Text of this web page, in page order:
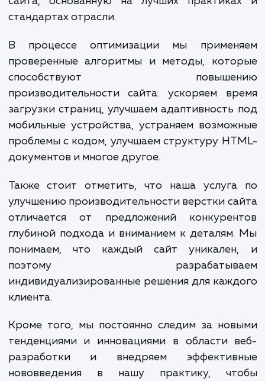
В рамках услуги по
производительности верстки
выполняем ряд работ,
повышение производительности вашего
ресурса. Сначала мы проводим
текущего состояния сайта,
области, требующие оптимизации, а
разрабатываем стратегию улучшения
сайта, основанную на лучших
стандартах отрасли.
В процессе оптимизации мы
проверенные алгоритмы и методы,
способствуют
производительности сайта: ускоряем
загрузки страниц, улучшаем адаптивность
мобильные устройства, устраняем
проблемы с кодом, улучшаем структуру
документов и многое другое.
Также стоит отметить, что наша